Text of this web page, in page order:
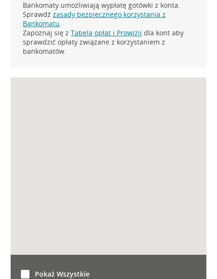
Bankomaty umożliwiają wypłatę gotówki z konta.
Sprawdźzasady bezpiecznego korzystania z
Bankomatu.
Zapoznaj się zTabelą opłat i Prowizji dla kont aby
sprawdzić opłaty związane z korzystaniem z
bankomatów.
Pokaż Wszystkie